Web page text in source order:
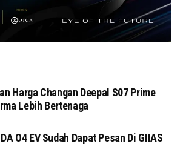
Harga Changan Deepal S07 Prime
Lebih Bertenaga
O4 EV Sudah Dapat Pesan Di GIIAS